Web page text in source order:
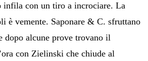
infila con un tiro a incrociare. La
è vemente. Saponare & C. sfruttano
dopo alcune prove trovano il
con Zielinski che chiude al